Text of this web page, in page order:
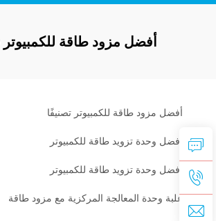
أفضل مزود طاقة للكمبيوتر
أفضل مزود طاقة للكمبيوتر تصنيفًا
أفضل وحدة تزويد طاقة للكمبيوتر
أفضل وحدة تزويد طاقة للكمبيوتر
علبة وحدة المعالجة المركزية مع مزود طاقة